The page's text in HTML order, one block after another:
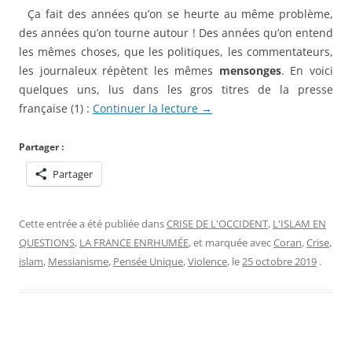
Ça fait des années qu’on se heurte au même problème,
des années qu’on tourne autour ! Des années qu’on entend
les mêmes choses, que les politiques, les commentateurs,
les journaleux répètent les mêmes mensonges. En voici
quelques uns, lus dans les gros titres de la presse
française (1) : Continuer la lecture →
Partager :
Partager
Cette entrée a été publiée dansCRISE DE L'OCCIDENT, L'ISLAM EN
QUESTIONS, LA FRANCE ENRHUMÉE, et marquée avecCoran,Crise,
islam, Messianisme, Pensée Unique,Violence, le25 octobre 2019 .